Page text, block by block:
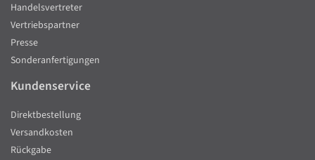
Handelsvertreter
Vertriebspartner
Presse
Sonderanfertigungen
Kundenservice
Direktbestellung
Versandkosten
Rückgabe